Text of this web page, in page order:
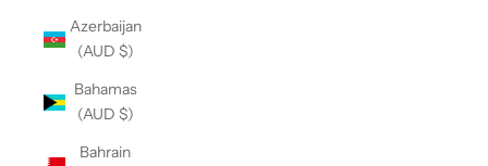
Azerbaijan
(AUD $)
Bahamas
(AUD $)
Bahrain